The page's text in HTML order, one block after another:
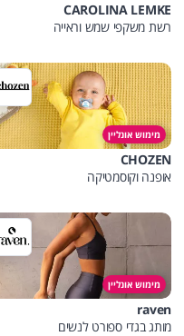
CAROLINA LEMKE
רשת משקפי שמש וראייה
מימוש אונליין
CHOZEN
אופנה וקוסמטיקה
מימוש אונליין
raven
מותג בגדי ספורט לנשים